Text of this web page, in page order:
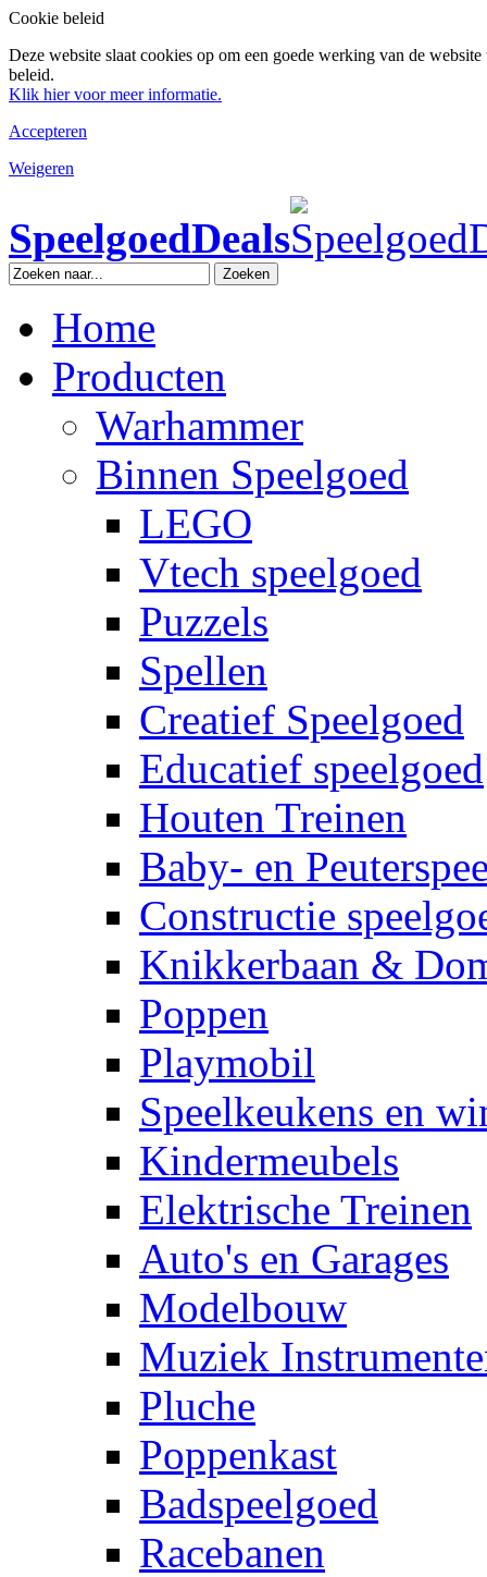
Cookie beleid
Deze website slaat cookies op om een goede werking van de
beleid.
Klik hier voor meer informatie.
Accepteren
Weigeren
SpeelgoedDeals
Zoeken
Home
Producten
Warhammer
Binnen Speelgoed
LEGO
Vtech speelgoed
Puzzels
Spellen
Creatief Speelgoed
Educatief speelgoed
Houten Treinen
Baby- en
Constructie
Knikkerbaan &
Poppen
Playmobil
Speelkeukens en
Kindermeubels
Elektrische Treinen
Auto's en Garages
Modelbouw
Muziek
Pluche
Poppenkast
Badspeelgoed
Racebanen